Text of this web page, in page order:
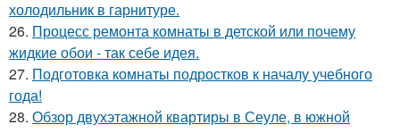
холодильник в гарнитуре.
26. Процесс ремонта комнаты в детской или почему
жидкие обои - так себе идея.
27. Подготовка комнаты подростков к началу учебного
года!
28. Обзор двухэтажной квартиры в Сеуле, в южной